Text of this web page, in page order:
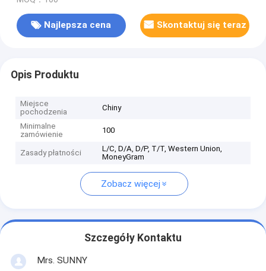
Najlepsza cena Skontaktuj się teraz
Opis Produktu
Miejsce
pochodzenia
Chiny
Minimalne
zamówienie
100
Zasady płatności
L/C, D/A, D/P, T/T, Western Union,
MoneyGram
Zobacz więcej
Szczegóły Kontaktu
Mrs. SUNNY